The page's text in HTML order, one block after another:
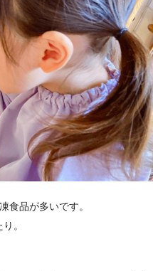
食品が多いです。
。